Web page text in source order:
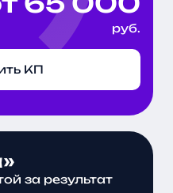
руб.
КП
за результат